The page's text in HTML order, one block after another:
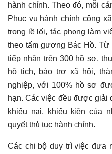
hành chính. Theo đó, mỗi
Phục vụ hành chính công
trong lề lối, tác phong làm
theo tấm gương Bác Hồ. Từ
tiếp nhận trên 300 hồ sơ,
hộ tịch, bảo trợ xã hội,
nghiệp, với 100% hồ sơ
hạn. Các việc đều được giải
khiếu nại, khiếu kiện của
quyết thủ tục hành chính.
Các chi bộ duy trì việc đưa